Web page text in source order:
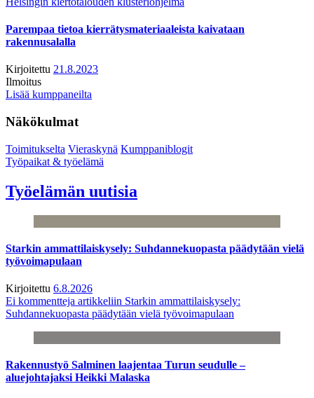
Parempaa tietoa kierrätysmateriaaleista kaivataan
rakennusalalla
Kirjoitettu 21.8.2023
Ilmoitus
Lisää kumppaneilta
Näkökulmat
Toimitukselta Vieraskynä Kumppaniblogit
Työpaikat & työelämä
Työelämän uutisia
Starkin ammattilaiskysely: Suhdannekuopasta päädytään vielä
työvoimapulaan
Kirjoitettu 6.8.2026
Ei kommentteja artikkeliin Starkin ammattilaiskysely:
Suhdannekuopasta päädytään vielä työvoimapulaan
Rakennustyö Salminen laajentaa Turun seudulle –
aluejohtajaksi Heikki Malaska